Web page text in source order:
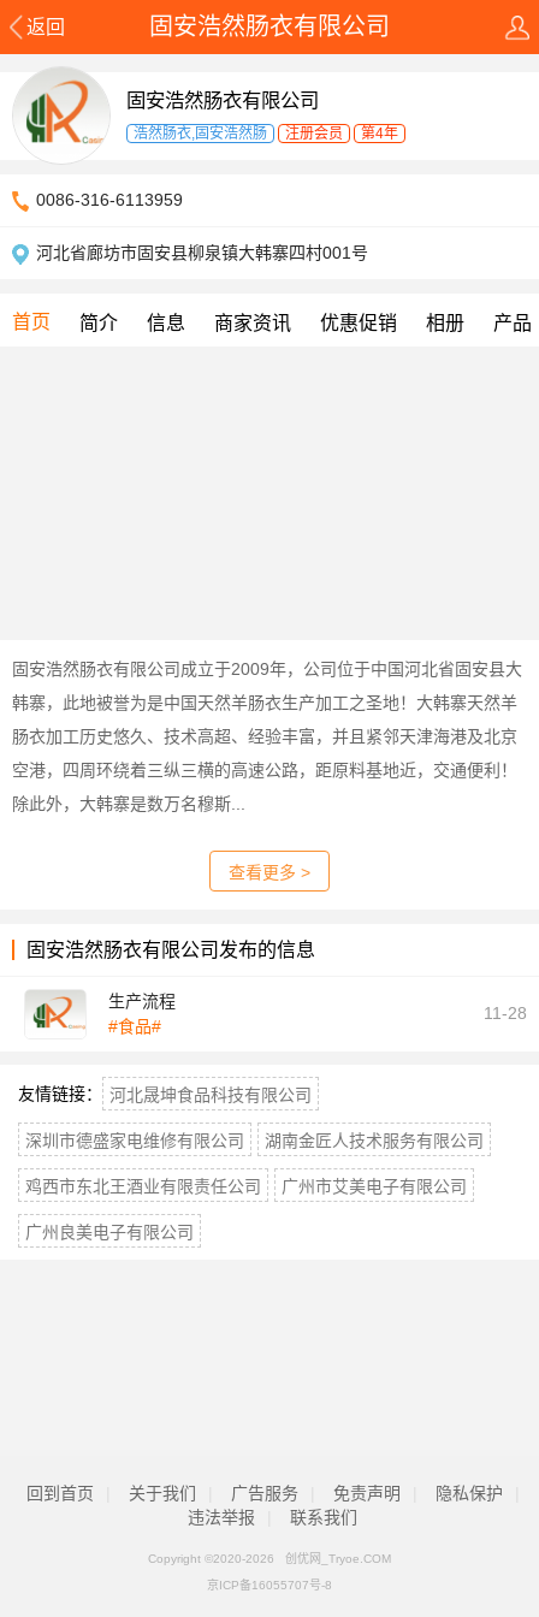
返回 固安浩然肠衣有限公司
固安浩然肠衣有限公司
浩然肠衣,固安浩然肠 注册会员 第4年
0086-316-6113959
河北省廊坊市固安县柳泉镇大韩寨四村001号
首页 简介 信息 商家资讯 优惠促销 相册 产品
固安浩然肠衣有限公司成立于2009年，公司位于中国河北省固安县大
韩寨，此地被誉为是中国天然羊肠衣生产加工之圣地！大韩寨天然羊
肠衣加工历史悠久、技术高超、经验丰富，并且紧邻天津海港及北京
空港，四周环绕着三纵三横的高速公路，距原料基地近，交通便利！
除此外，大韩寨是数万名穆斯...
查看更多 >
固安浩然肠衣有限公司发布的信息
生产流程
#食品#
11-28
友情链接： 河北晟坤食品科技有限公司
深圳市德盛家电维修有限公司 湖南金匠人技术服务有限公司
鸡西市东北王酒业有限责任公司 广州市艾美电子有限公司
广州良美电子有限公司
回到首页 关于我们 广告服务 免责声明 隐私保护
违法举报
联系我们
Copyright ©2020-2026 创优网_Tryoe.COM
京ICP备16055707号-8